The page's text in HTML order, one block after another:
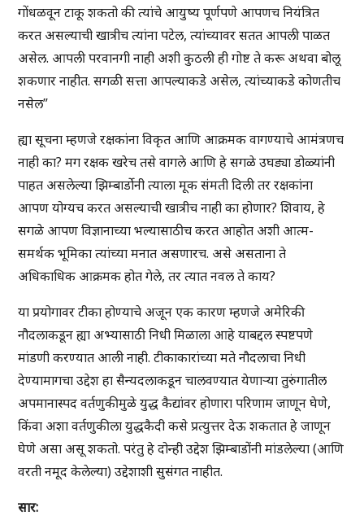
गोंधळवून टाकू शकतो की त्यांचे आयुष्य पूर्णपणे आपणच नियंत्रित
करत असल्याची खात्रीच त्यांना पटेल, त्यांच्यावर सतत आपली पाळत
असेल. आपली परवानगी नाही अशी कुठली ही गोष्ट ते करू अथवा बोलू
शकणार नाहीत. सगळी सत्ता आपल्याकडे असेल, त्यांच्याकडे कोणतीच
नसेल”
ह्या सूचना म्हणजे रक्षकांना विकृत आणि आक्रमक वागण्याचे आमंत्रणच
नाही का? मग रक्षक खरेच तसे वागले आणि हे सगळे उघड्या डोळ्यांनी
पाहत असलेल्या झिम्बार्डोनी त्याला मूक संमती दिली तर रक्षकांना
आपण योग्यच करत असल्याची खात्रीच नाही का होणार? शिवाय, हे
सगळे आपण विज्ञानाच्या भल्यासाठीच करत आहोत अशी आत्म-
समर्थक भूमिका त्यांच्या मनात असणारच. असे असताना ते
अधिकाधिक आक्रमक होत गेले, तर त्यात नवल ते काय?
या प्रयोगावर टीका होण्याचे अजून एक कारण म्हणजे अमेरिकी
नौदलाकडून ह्या अभ्यासाठी निधी मिळाला आहे याबद्दल स्पष्टपणे
मांडणी करण्यात आली नाही. टीकाकारांच्या मते नौदलाचा निधी
देण्यामागचा उद्देश हा सैन्यदलाकडून चालवण्यात येणाऱ्या तुरुंगातील
अपमानास्पद वर्तणुकीमुळे युद्ध कैद्यांवर होणारा परिणाम जाणून घेणे,
किंवा अशा वर्तणुकीला युद्धकैदी कसे प्रत्युत्तर देऊ शकतात हे जाणून
घेणे असा असू शकतो. परंतु हे दोन्ही उद्देश झिम्बाडोंनी मांडलेल्या (आणि
वरती नमूद केलेल्या) उद्देशाशी सुसंगत नाहीत.
सार: